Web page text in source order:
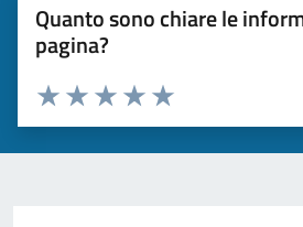
Quanto sono chiare le
pagina?
Valuta da 1 a 5 stelle la pagina
Valuta 5 stelle su 5
Valuta 4 stelle su 5
Valuta 3 stelle su 5
Valuta 2 stelle su 5
Valuta 1 stelle su 5